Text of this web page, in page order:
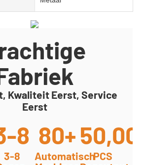
Kwaliteit Eerst, Service
Eerst
8
3-8
80+
AutomatischPCS